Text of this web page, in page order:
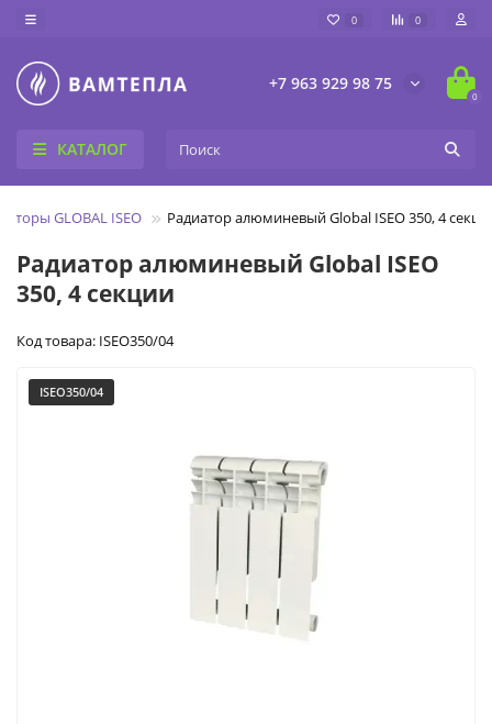
0 0
+7 963 929 98 75
0
КАТАЛОГ
GLOBAL ISEO Радиатор алюминевый Global ISEO 350, 4
Радиатор алюминевый Global ISEO
350, 4 секции
Код товара: ISEO350/04
ISEO350/04